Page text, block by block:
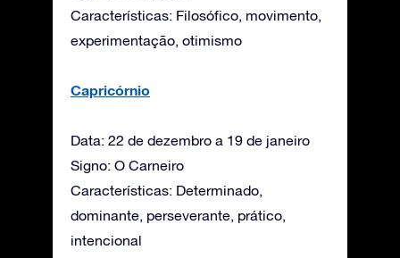
Características: Filosófico, movimento,
experimentação, otimismo
Capricórnio
Data: 22 de dezembro a 19 de janeiro
Signo: O Carneiro
Características: Determinado,
dominante, perseverante, prático,
intencional